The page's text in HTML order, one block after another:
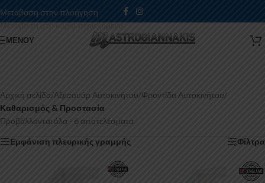
Μετάβαση στην πλοήγηση
Μετάβαση στο κύριο περιεχόμενο
ΜΕΝΟΎ
Αρχική σελίδα/Αξεσουάρ Αυτοκινήτου/Φροντίδα Αυτοκινήτου/
Καθαρισμός & Προστασία
Προβάλλονται όλα - 6 αποτελέσματα
Εμφάνιση πλευρικής γραμμής Φίλτρα